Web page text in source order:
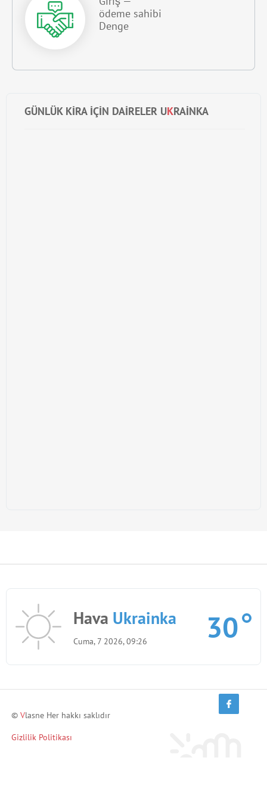
GÜNLÜK KIRA IÇIN DAIRELER UKRAINKA
ödeme sahibi
Denge
Hava Ukrainka
Cuma, 7 2026, 09:26 30
© Vlasne Her hakkı saklıdır
Gizlilik Politikası